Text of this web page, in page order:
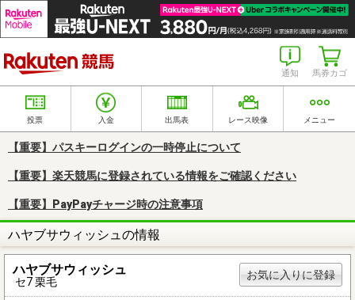
馬券カゴ
通知
投票 入金 出馬表 レース映像 メニュー
【重要】パスキーログインの一時停止について
【重要】楽天競馬に登録されている情報をご確認ください
【重要】PayPayチャージ時の注意事項
ハヤブサウィッシュの情報
ハヤブサウィッシュ
セ7 栗毛
お気に入りに登録